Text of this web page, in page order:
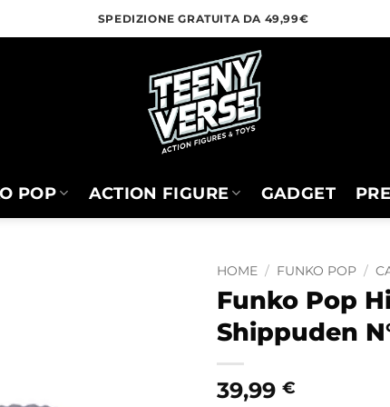
SPEDIZIONE GRATUITA DA 49,99€
POP ACTION FIGURE GADGET
HOME / FUNKO POP /
Funko Pop
Shippuden
39,99 €